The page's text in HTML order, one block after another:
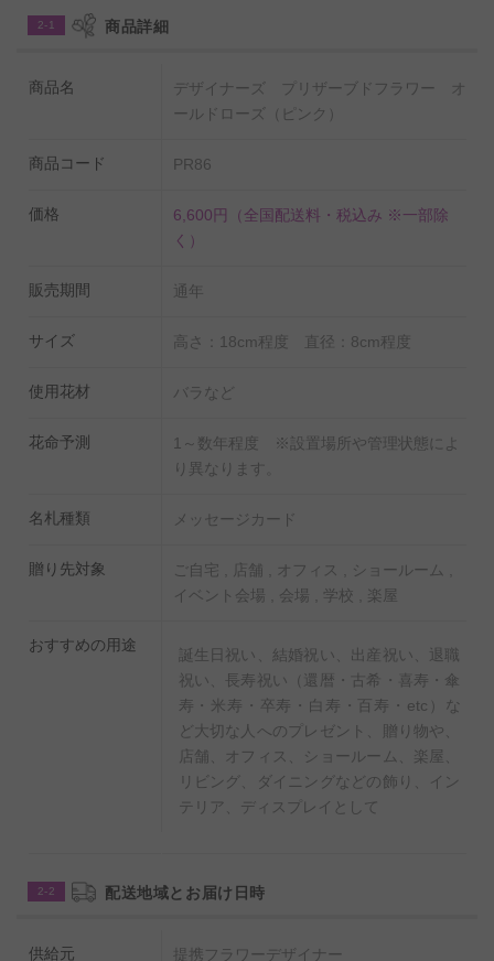
れたソーラーローズなどの花材を、重厚感のある陶器の
です。
誕生日祝い、結婚祝い、出産祝い、退職祝い、長寿祝い
etc）など大切な人へのプレゼント、贈り物をはじめ、店
舗、オフィス、ショールーム、楽屋、リビング、ダイニ
ングなどの飾り、インテリア、ディスプレイとしてお薦
2-1 商品詳細
商品名
デザイナーズ プリザーブドフラワー オ
ールドローズ（ピンク）
商品コード PR86
価格 6,600円
（全国配送料・税込み ※一部除
く）
販売期間 通年
サイズ 高さ：18cm程度 直径：8cm程度
使用花材 バラなど
花命予測
1～数年程度 ※設置場所や管理状態によ
り異なります。
名札種類 メッセージカード
贈り先対象
ご自宅 , 店舗 , オフィス , ショールーム ,
イベント会場 , 会場 , 学校 , 楽屋
おすすめの用途
誕生日祝い、結婚祝い、出産祝い、退職
祝い、長寿祝い（還暦・古希・喜寿・傘
寿・米寿・卒寿・白寿・百寿・etc）な
ど大切な人へのプレゼント、贈り物や、
店舗、オフィス、ショールーム、楽屋、
リビング、ダイニングなどの飾り、イン
テリア、ディスプレイとして
2-2 配送地域とお届け日時
供給元 提携フラワーデザイナー